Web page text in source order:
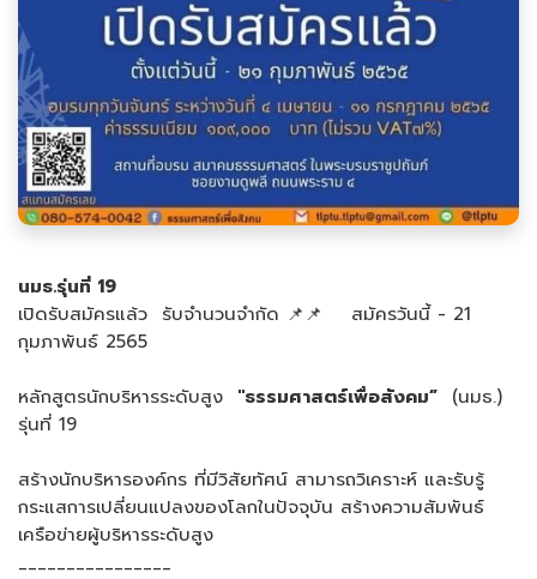
นมธ.รุ่นที่ 19
เปิดรับสมัครแล้ว รับจำนวนจำกัด 📌📌 สมัครวันนี้ - 21
กุมภาพันธ์ 2565
หลักสูตรนักบริหารระดับสูง "ธรรมศาสตร์เพื่อสังคม” (นมธ.)
รุ่นที่ 19
สร้างนักบริหารองค์กร ที่มีวิสัยทัศน์ สามารถวิเคราะห์ และรับรู้
กระแสการเปลี่ยนแปลงของโลกในปัจจุบัน สร้างความสัมพันธ์
เครือข่ายผู้บริหารระดับสูง
________________